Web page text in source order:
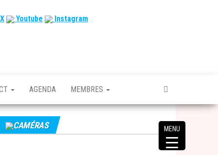
Youtube Instagram
AGENDA MEMBRES
CAMÉRAS MENU